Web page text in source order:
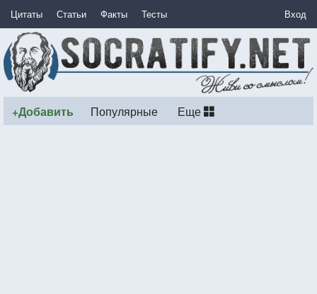
Цитаты Статьи Факты Тесты Вход
+Добавить Популярные Еще